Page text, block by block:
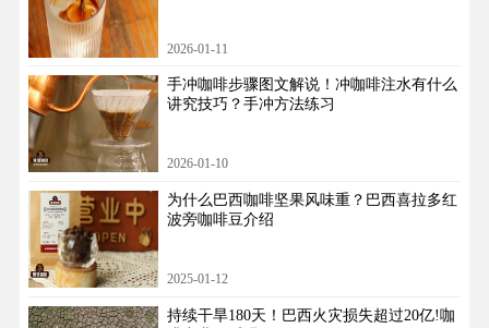
2026-01-11
手冲咖啡步骤图文解说！冲咖啡注水有什么
讲究技巧？手冲方法练习
2026-01-10
为什么巴西咖啡坚果风味重？巴西喜拉多红
波旁咖啡豆介绍
2025-01-12
持续干旱180天！巴西火灾损失超过20亿!咖